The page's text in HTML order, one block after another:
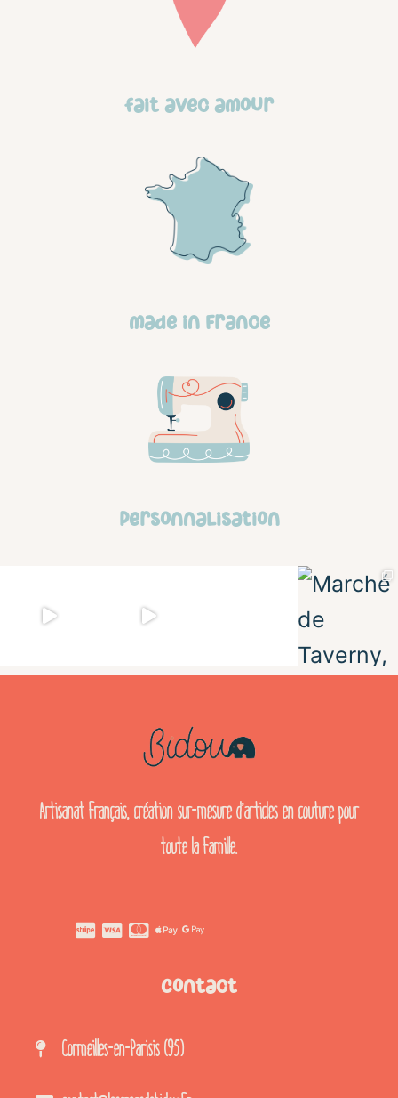
Fait avec amour
made in france
personnalisation
Artisanat français, création sur-mesure d’articles en couture pour
toute la famille.
Contact
Cormeilles-en-Parisis (95)